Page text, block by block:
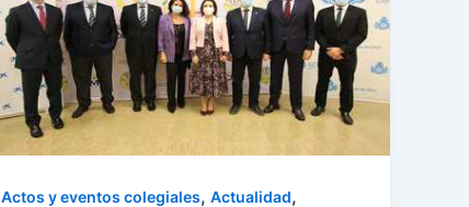
Actos y eventos colegiales,Actualidad,